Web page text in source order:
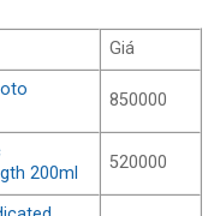
Giá
850000
200ml
520000